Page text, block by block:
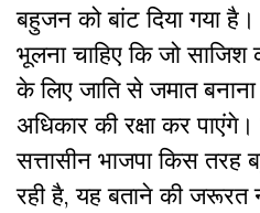
बहुजन को बांट दिया गया
भूलना चाहिए कि जो
के लिए जाति से जमात
अधिकार की रक्षा कर
सत्तासीन भाजपा किस
रही है, यह बताने की जरूरत